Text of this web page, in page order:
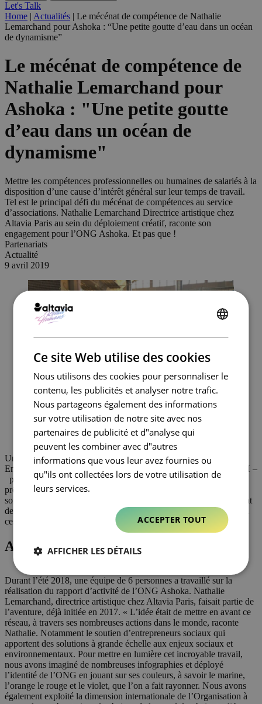
Let's Talk
Home | Actualités | Le mécénat de compétence de Nathalie
Lemarchand pour Ashoka : “Une petite goutte d’eau dans un océan
de dynamisme”
Le mécénat de compétence de
Nathalie Lemarchand pour
Ashoka : "Une petite goutte
d’eau dans un océan de
dynamisme"
Mettre les compétences professionnelles ou humaines de salariés à la
disposition d’une cause d’intérêt général sur leur temps de travail.
Tel est le principal défi du mécénat de compétences au service
d’associations. Nathalie Lemarchand Directrice artistique chez
Altavia Paris au sein du déploiement créatif, raconte son
engagement pour l’ONG Ashoka. Et pas que !
Partenariats
Actualité
9 avril 2019
Un récentbaromètreréalisé par l’Ifop – en partenariat avec
Entreprise et Progrès et l’ANDRH, association nationale des DRH –
pour la Fondation SNCF a révélé que les Français se déclarent
prêts à 70 % à s’engager sur leur temps de travail. Les dirigeants
sont favorables à 32% à la mise en place d’un dispositif de mécénat
de compétences, 23 % disent l’envisager et 9 % le font déjà. Parmi
ces entreprises où l’engagement est une réalité : Altavia.
Altavia au service d’Ashoka
Durant l’été 2018, une équipe de 6 personnes a travaillé sur la
réalisation du rapport d’activité de l’ONG Ashoka. Nathalie
Lemarchand, directrice artistique chez Altavia Paris, faisait partie de
l’aventure, déjà initiée en 2017. « L’idée était de mettre en avant ce
réseau, à travers ses nombreuses actions dans le monde, raconte
Nathalie. Notamment le soutien d’entrepreneurs sociaux qui
apportent des solutions à grande échelle aux enjeux sociaux et
environnementaux. Pour mettre en lumière cet incroyable travail,
nous avons imaginé de nombreuses infographies et déployé
l’identité de l’ONG en jouant sur ses couleurs, à savoir le marine,
l’orange le rouge et le violet, que l’on a fait rayonner. Nous avons
également exploité la dimension internationale de l’Organisation à
Ce site Web utilise des cookies
Nous utilisons des cookies pour personnaliser le
contenu, les publicités et analyser notre trafic.
Nous partageons également des informations
sur votre utilisation de notre site avec nos
partenaires de publicité et d"analyse qui
peuvent les combiner avec d"autres
informations que vous leur avez fournies ou
qu"ils ont collectées lors de votre utilisation de
leurs services.
ACCEPTER TOUT
AFFICHER LES DÉTAILS